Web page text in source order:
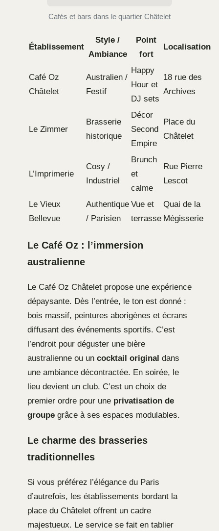
Cafés et bars dans le quartier Châtelet
Établissement
Style /
Ambiance
Point
fort
Localisation
Café Oz
Châtelet
Australien /
Festif
Happy
Hour et
DJ sets
18 rue des
Archives
Le Zimmer
Brasserie
historique
Décor
Second
Empire
Place du
Châtelet
L’Imprimerie
Cosy /
Industriel
Brunch
et
calme
Rue Pierre
Lescot
Le Vieux
Bellevue
Authentique
/ Parisien
Vue et
terrasse
Quai de la
Mégisserie
Le Café Oz : l’immersion
australienne
Le Café Oz Châtelet propose une expérience
dépaysante. Dès l’entrée, le ton est donné :
bois massif, peintures aborigènes et écrans
diffusant des événements sportifs. C’est
l’endroit pour déguster une bière
australienne ou un cocktail original dans
une ambiance décontractée. En soirée, le
lieu devient un club. C’est un choix de
premier ordre pour une privatisation de
groupe grâce à ses espaces modulables.
Le charme des brasseries
traditionnelles
Si vous préférez l’élégance du Paris
d’autrefois, les établissements bordant la
place du Châtelet offrent un cadre
majestueux. Le service se fait en tablier